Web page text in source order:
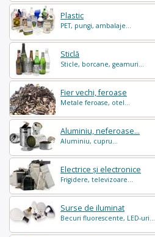
Plastic
PET, pungi, ambalaje...
Sticlă
Sticle, borcane, geamuri...
Fier vechi, feroase
Metale feroase, otel...
Aluminiu, neferoase...
Aluminiu, cupru...
Electrice și electronice
Frigidere, televizoare...
Surse de iluminat
Becuri fluorescente, LED-uri...